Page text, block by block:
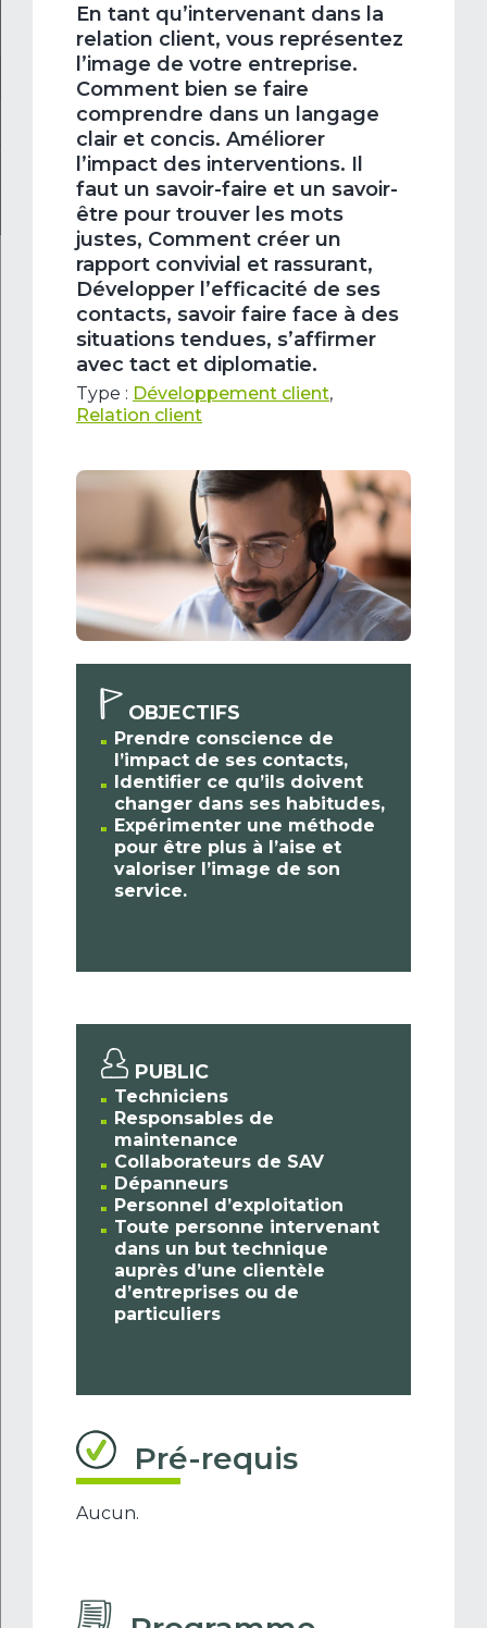
En tant qu’intervenant dans la
relation client, vous représentez
l’image de votre entreprise.
Comment bien se faire
comprendre dans un langage
clair et concis. Améliorer
l’impact des interventions. Il
faut un savoir-faire et un savoir-
être pour trouver les mots
justes, Comment créer un
rapport convivial et rassurant,
Développer l’efficacité de ses
contacts, savoir faire face à des
situations tendues, s’affirmer
avec tact et diplomatie.
Type : Développement client,
Relation client
OBJECTIFS
Prendre conscience de
l’impact de ses contacts,
Identifier ce qu’ils doivent
changer dans ses habitudes,
Expérimenter une méthode
pour être plus à l’aise et
valoriser l’image de son
service.
PUBLIC
Techniciens
Responsables de
maintenance
Collaborateurs de SAV
Dépanneurs
Personnel d’exploitation
Toute personne intervenant
dans un but technique
auprès d’une clientèle
d’entreprises ou de
particuliers
Pré-requis
Aucun.